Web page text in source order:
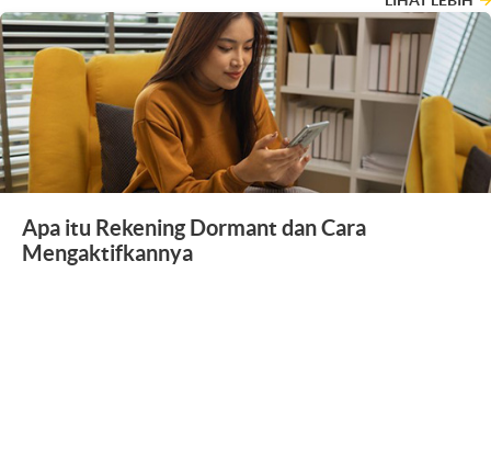
Apa itu Rekening Dormant dan Cara
Mengaktifkannya